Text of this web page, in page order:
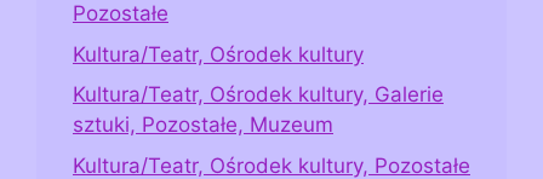
Pozostałe
Kultura/Teatr, Ośrodek kultury
Kultura/Teatr, Ośrodek kultury, Galerie
sztuki, Pozostałe, Muzeum
Kultura/Teatr, Ośrodek kultury, Pozostałe